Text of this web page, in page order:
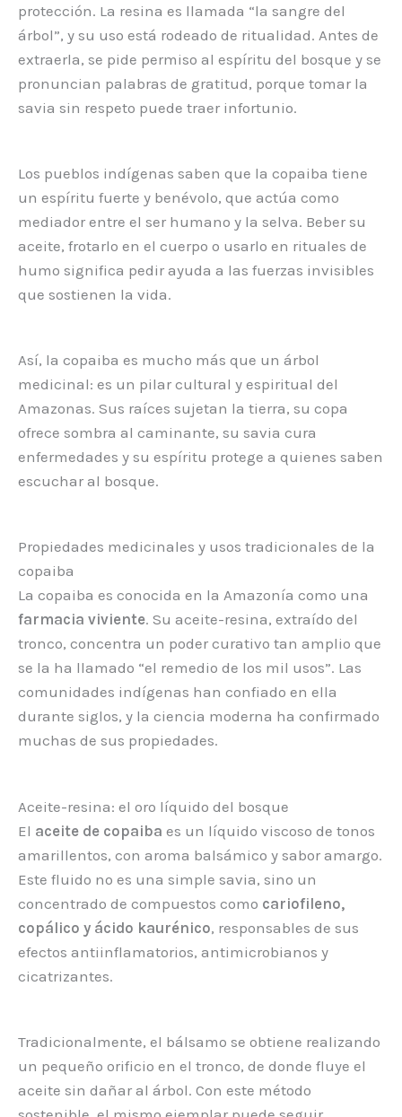
protección. La resina es llamada “la sangre del
árbol”, y su uso está rodeado de ritualidad. Antes de
extraerla, se pide permiso al espíritu del bosque y se
pronuncian palabras de gratitud, porque tomar la
savia sin respeto puede traer infortunio.
Los pueblos indígenas saben que la copaiba tiene
un espíritu fuerte y benévolo, que actúa como
mediador entre el ser humano y la selva. Beber su
aceite, frotarlo en el cuerpo o usarlo en rituales de
humo significa pedir ayuda a las fuerzas invisibles
que sostienen la vida.
Así, la copaiba es mucho más que un árbol
medicinal: es un pilar cultural y espiritual del
Amazonas. Sus raíces sujetan la tierra, su copa
ofrece sombra al caminante, su savia cura
enfermedades y su espíritu protege a quienes saben
escuchar al bosque.
Propiedades medicinales y usos tradicionales de la
copaiba
La copaiba es conocida en la Amazonía como una
farmacia viviente. Su aceite-resina, extraído del
tronco, concentra un poder curativo tan amplio que
se la ha llamado “el remedio de los mil usos”. Las
comunidades indígenas han confiado en ella
durante siglos, y la ciencia moderna ha confirmado
muchas de sus propiedades.
Aceite-resina: el oro líquido del bosque
El aceite de copaiba es un líquido viscoso de tonos
amarillentos, con aroma balsámico y sabor amargo.
Este fluido no es una simple savia, sino un
concentrado de compuestos como cariofileno,
copálico y ácido kaurénico, responsables de sus
efectos antiinflamatorios, antimicrobianos y
cicatrizantes.
Tradicionalmente, el bálsamo se obtiene realizando
un pequeño orificio en el tronco, de donde fluye el
aceite sin dañar al árbol. Con este método